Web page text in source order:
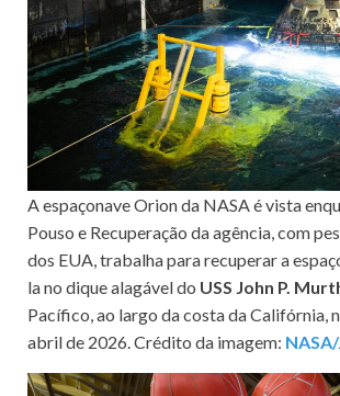
A espaçonave Orion da NASA é vista
Pouso e Recuperação da agência, com
dos EUA, trabalha para recuperar a
la no dique alagável do USS John P.
Pacífico, ao largo da costa da Califórnia,
abril de 2026. Crédito da imagem: